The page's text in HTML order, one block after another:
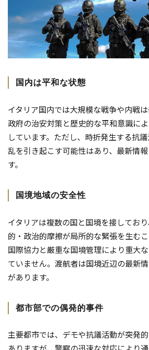
国内は平和な状態
イタリア国内では大規模な戦争や内戦は
政府の治安対策と歴史的な平和意識に
しています。ただし、時折発生する抗
乱を引き起こす可能性はあり、最新情
す。
国境地域の安全性
イタリアは複数の国と国境を接してお
的・政治的摩擦が局所的な緊張を生むこ
国際協力と厳重な国境管理により重大
ていません。渡航者は国境近辺の最新
があります。
都市部での偶発的事件
主要都市では、デモや抗議活動が突発